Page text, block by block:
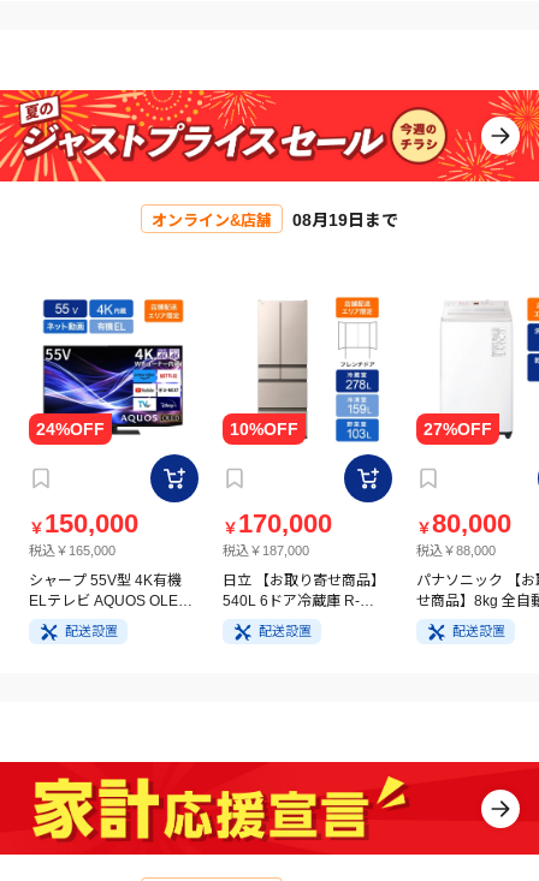
オンライン&店舗 08月19日まで
￥ 150,000
税込￥165,000
シャープ 55V型 4K有機
ELテレビ AQUOS OLED
4T-C55GQ3
配送設置
￥ 170,000
税込￥187,000
日立 【お取り寄せ商品】
540L 6ドア冷蔵庫 R-
HW54V(N) ライトゴール
ド
配送設置
￥80,000
税込￥88,000
パナソニック 【お
せ商品】8kg 全自
洗濯機 NA-
イト
配送設置